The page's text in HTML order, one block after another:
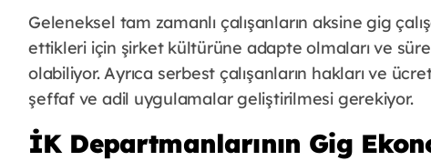
Geleneksel tam zamanlı çalışanların aksine gig
ettikleri için şirket kültürüne adapte olmaları ve
olabiliyor. Ayrıca serbest çalışanların hakları ve
şeffaf ve adil uygulamalar geliştirilmesi gerekiyor.
İK Departmanlarının Gig